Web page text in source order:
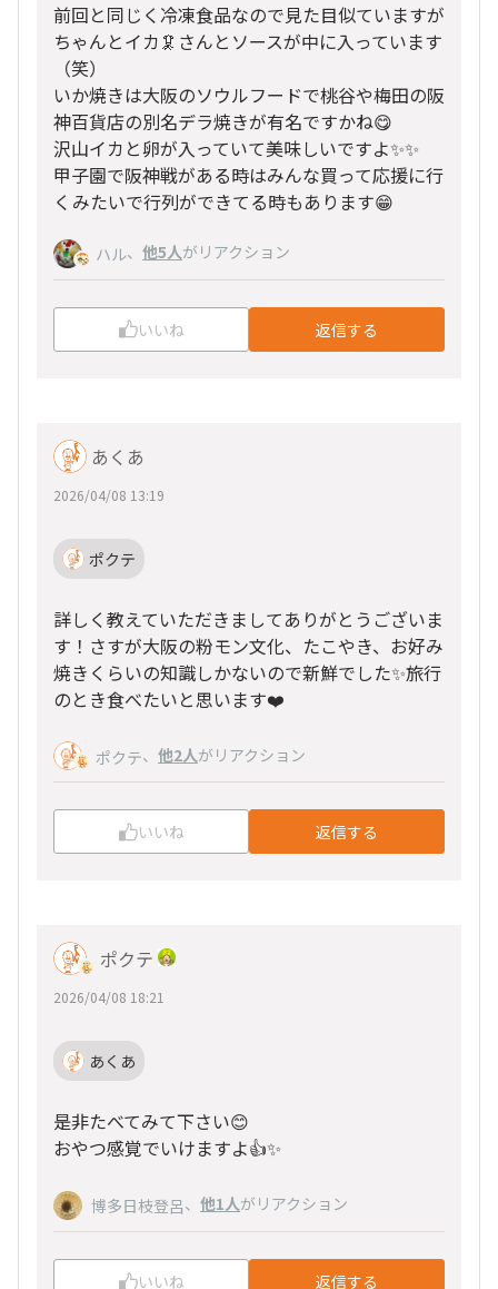
前回と同じく冷凍食品なので見た目似ていますが
ちゃんとイカ🦑さんとソースが中に入っています
（笑）
いか焼きは大阪のソウルフードで桃谷や梅田の阪
神百貨店の別名デラ焼きが有名ですかね😋
沢山イカと卵が入っていて美味しいですよ✨✨
甲子園で阪神戦がある時はみんな買って応援に行
くみたいで行列ができてる時もあります😁
ハル、 他5人がリアクション
いいね 返信する
あくあ
2026/04/08 13:19
ポクテ
詳しく教えていただきましてありがとうございま
す！さすが大阪の粉モン文化、たこやき、お好み
焼きくらいの知識しかないので新鮮でした✨️旅行
のとき食べたいと思います❤️
ポクテ、 他2人がリアクション
いいね 返信する
ポクテ
2026/04/08 18:21
あくあ
是非たべてみて下さい😊
おやつ感覚でいけますよ👍✨
博多日枝登呂、 他1人がリアクション
いいね 返信する